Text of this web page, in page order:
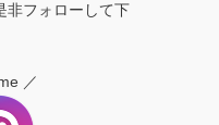
非フォローして下
／